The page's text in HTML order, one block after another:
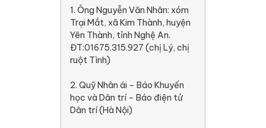
1. Ông Nguyễn Văn Nhân: xóm
Trại Mắt, xã Kim Thành, huyện
Yên Thành, tỉnh Nghệ An.
ĐT:01675.315.927 (chị Lý, chị
ruột Tình)
2. Quỹ Nhân ái – Báo Khuyến
học và Dân trí – Báo điện tử
Dân trí (Hà Nội)